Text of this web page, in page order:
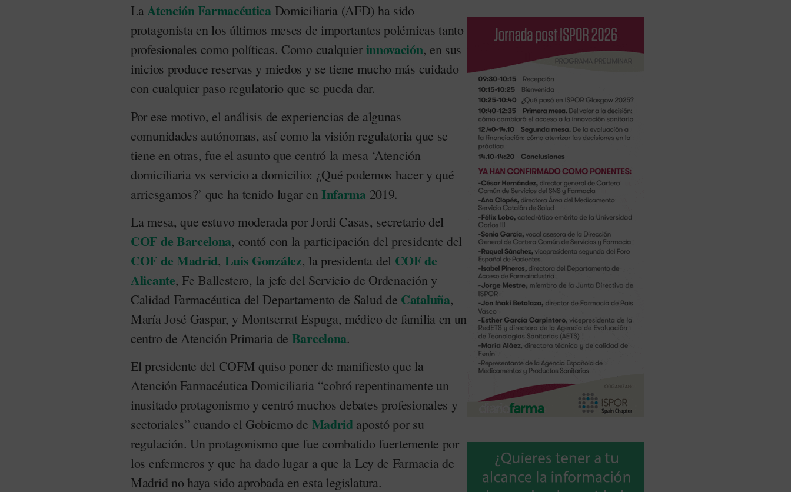
LaAtención FarmacéuticaDomiciliaria (AFD) ha sido
protagonista en los últimos meses de importantes polémicas tanto
profesionales como políticas. Como cualquier innovación, en sus
inicios produce reservas y miedos y se tiene mucho más cuidado
con cualquier paso regulatorio que se pueda dar.
Por ese motivo, el análisis de experiencias de algunas
comunidades autónomas, así como la visión regulatoria que se
tiene en otras, fue el asunto que centró la mesa ‘Atención
domiciliaria vs servicio a domicilio: ¿Qué podemos hacer y qué
arriesgamos?’ que ha tenido lugar en Infarma2019.
La mesa, que estuvo moderada por Jordi Casas, secretario del
COF de Barcelona, contó con la participación del presidente del
COF de Madrid, Luis González, la presidenta del COF de
Alicante, Fe Ballestero, la jefe del Servicio de Ordenación y
Calidad Farmacéutica del Departamento de Salud de Cataluña,
María José Gaspar, y Montserrat Espuga, médico de familia en un
centro de Atención Primaria de Barcelona.
El presidente del COFM quiso poner de manifiesto que la
Atención Farmacéutica Domiciliaria “cobró repentinamente un
inusitado protagonismo y centró muchos debates profesionales y
sectoriales” cuando el Gobierno de Madridapostó por su
regulación. Un protagonismo que fue combatido fuertemente por
los enfermeros y que ha dado lugar a que la Ley de Farmacia de
Madrid no haya sido aprobada en esta legislatura.